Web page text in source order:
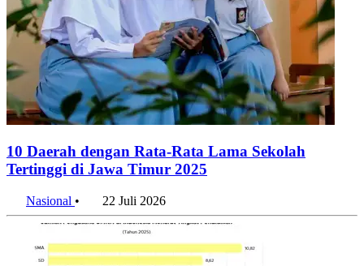
10 Daerah dengan Rata-Rata Lama Sekolah
Tertinggi di Jawa Timur 2025
Nasional • 22 Juli 2026